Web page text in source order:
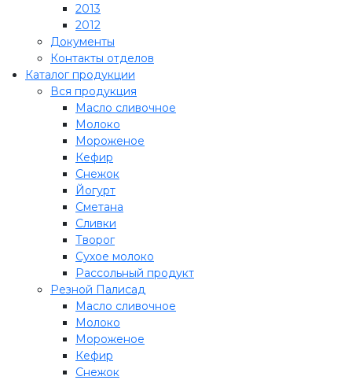
2013
2012
Документы
Контакты отделов
Каталог продукции
Вся продукция
Масло сливочное
Молоко
Мороженое
Кефир
Снежок
Йогурт
Сметана
Сливки
Творог
Сухое молоко
Рассольный продукт
Резной Палисад
Масло сливочное
Молоко
Мороженое
Кефир
Снежок